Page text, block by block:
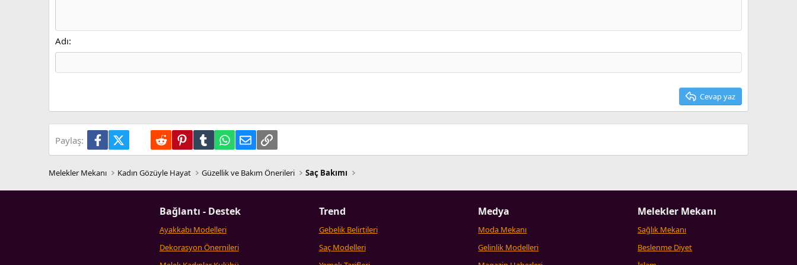
18
22
Heading 3
Tahoma
Times New Roman
Adı
Cevap yaz
Paylaş: FacebookX (Twitter)LinkedIn
Reddit PinterestTumblrWhatsApp
E-postaLink
Melekler Mekanı Kadın Gözüyle Hayat Güzellik ve Bakım Önerileri Saç Bakımı
Bağlantı - Destek
Ayakkabı Modelleri
Dekorasyon Önernileri
Trend
Gebelik Belirtileri
Saç Modelleri
Medya
Moda Mekanı
Gelinlik Modelleri
Melekler Mekanı
Sağlık Mekanı
Beslenme Diyet